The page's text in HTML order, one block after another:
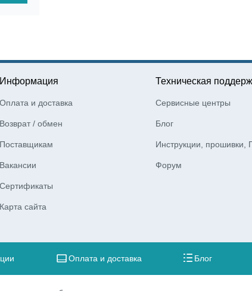
Информация
Оплата и доставка
Возврат / обмен
Поставщикам
Вакансии
Сертификаты
Карта сайта
Техническая
Сервисные центры
Блог
Инструкции, прошивки,
Форум
Оплата и доставка Блог